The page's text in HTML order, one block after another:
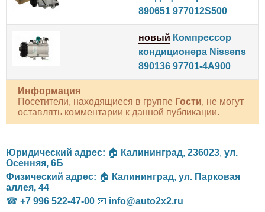
890651 977012S500
новый Компрессор
кондиционера Nissens
890136 97701-4A900
Информация
Посетители, находящиеся в группе Гости, не могут
оставлять комментарии к данной публикации.
Юридический адрес: 🏠 Калининград, 236023, ул.
Осенняя, 6Б
Физический адрес: 🏠 Калининград, ул. Парковая
аллея, 44
☎ +7 996 522-47-00 📧 info@auto2x2.ru